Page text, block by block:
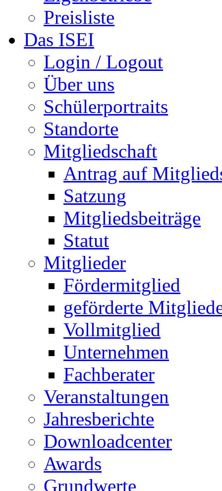
Preisliste
Das ISEI
Login / Logout
Über uns
Schülerportraits
Standorte
Mitgliedschaft
Antrag auf
Satzung
Mitgliedsbeiträge
Statut
Mitglieder
Fördermitglied
geförderte
Vollmitglied
Unternehmen
Fachberater
Veranstaltungen
Jahresberichte
Downloadcenter
Awards
Grundwerte